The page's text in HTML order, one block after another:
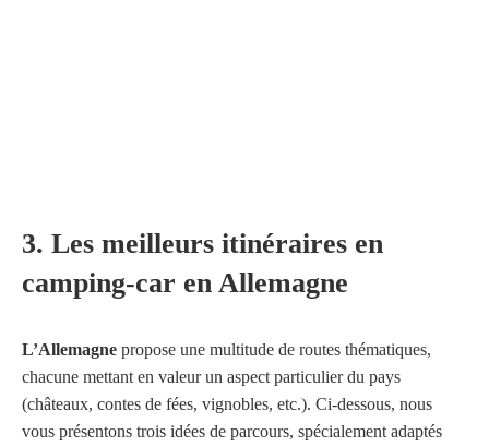
3. Les meilleurs itinéraires en
camping-car en Allemagne
L’Allemagne propose une multitude de routes thématiques,
chacune mettant en valeur un aspect particulier du pays
(châteaux, contes de fées, vignobles, etc.). Ci-dessous, nous
vous présentons trois idées de parcours, spécialement adaptés